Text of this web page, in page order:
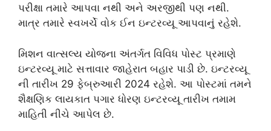
પરીક્ષા તમારે આપવા નથી અને અરજીથી પણ નથી.
માત્ર તમારે સ્વખર્ચે વોક ઈન ઇન્ટરવ્યૂ આપવાનું રહેશે.
મિશન વાત્સલ્ય યોજના અંતર્ગત વિવિધ પોસ્ટ પ્રમાણે
ઇન્ટરવ્યૂ માટે સત્તાવાર જાહેરાત બહાર પાડી છે. ઇન્ટરવ્યૂ
ની તારીખ 29 ફેબ્રુઆરી 2024 રહેશે. આ પોસ્ટમાં તમને
શૈક્ષણિક લાયકાત પગાર ધોરણ ઇન્ટરવ્યૂ તારીખ તમામ
માહિતી નીચે આપેલ છે.